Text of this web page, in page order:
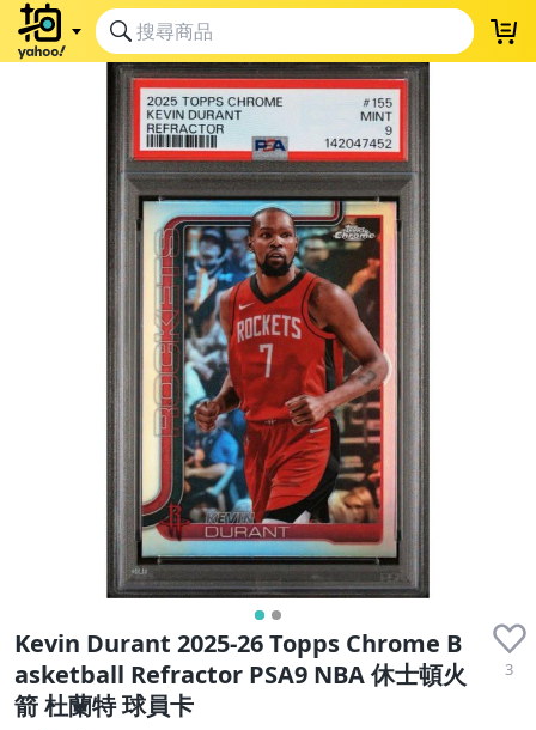
Kevin Durant 2025-26 Topps Chrome B
asketball Refractor PSA9 NBA 休士頓火
箭 杜蘭特 球員卡
3